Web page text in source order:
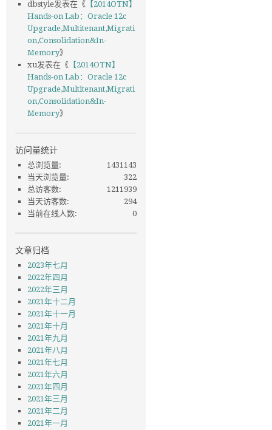
dbstyle发表在《 【2014OTN】
Hands-on Lab：Oracle 12c
Upgrade,Multitenant,Migrati
on,Consolidation&In-
Memory》
xu发表在《 【2014OTN】
Hands-on Lab：Oracle 12c
Upgrade,Multitenant,Migrati
on,Consolidation&In-
Memory》
访问量统计
1431143
总浏览量:
322
当天浏览量:
1211939
总访客数:
294
当天访客数:
0
当前在线人数:
文章归档
2023年七月
2022年四月
2022年三月
2021年十二月
2021年十一月
2021年十月
2021年九月
2021年八月
2021年七月
2021年六月
2021年四月
2021年三月
2021年二月
2021年一月